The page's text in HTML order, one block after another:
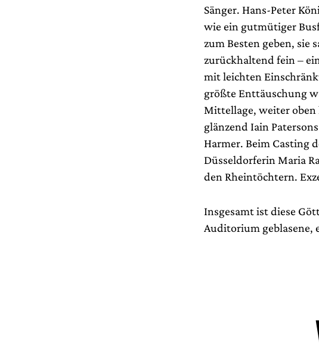
Sänger. Hans-Peter
wie ein gutmütiger
zum Besten geben, sie
zurückhaltend fein –
mit leichten
größte Enttäuschung
Mittellage, weiter oben
glänzend Iain
Harmer. Beim Casting
Düsseldorferin Maria
den Rheintöchtern.
Insgesamt ist diese
Auditorium geblasene,